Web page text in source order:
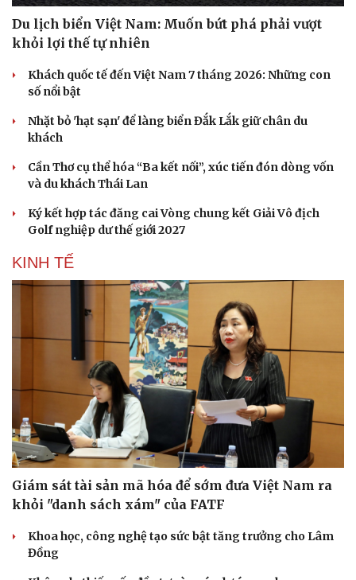
Sân khấu - Điện ảnh
Văn học
Di sản
Nghệ sĩ
Du lịch biển Việt Nam: Muốn bứt phá phải vượt
khỏi lợi thế tự nhiên
Khách quốc tế đến Việt Nam 7 tháng 2026: Những con
số nổi bật
Nhặt bỏ 'hạt sạn' để làng biển Đắk Lắk giữ chân du
khách
Cần Thơ cụ thể hóa “Ba kết nối”, xúc tiến đón dòng vốn
và du khách Thái Lan
Ký kết hợp tác đăng cai Vòng chung kết Giải Vô địch
Golf nghiệp dư thế giới 2027
KINH TẾ
Giám sát tài sản mã hóa để sớm đưa Việt Nam ra
khỏi "danh sách xám" của FATF
Khoa học, công nghệ tạo sức bật tăng trưởng cho Lâm
Đồng